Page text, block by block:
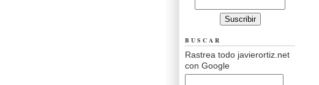
BUSCAR
Rastrea todo javierortiz.net
con Google